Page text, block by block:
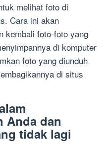
melihat foto di
Cara ini akan
kembali foto-foto yang
di komputer
foto yang diunduh
di situs
Anda dan
tidak lagi